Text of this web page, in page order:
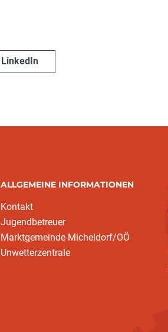
LinkedIn
ALLGEMEINE INFORMATIONEN
Kontakt
Jugendbetreuer
Marktgemeinde Micheldorf/OÖ
Unwetterzentrale